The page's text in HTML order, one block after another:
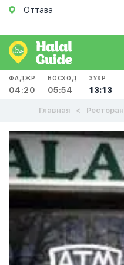
Оттава
ФАДЖР
04:20
ВОСХОД
05:54
ЗУХР
13:13
Главная Ресторан